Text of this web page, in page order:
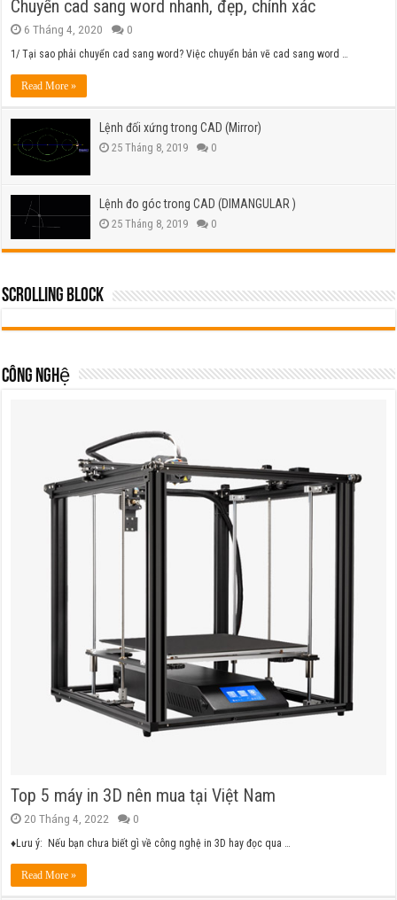
Chuyển cad sang word nhanh, đẹp, chính xác
6 Tháng 4, 2020 0
1/ Tại sao phải chuyển cad sang word? Việc chuyển bản vẽ cad sang word …
Read More »
Lệnh đối xứng trong CAD (Mirror)
25 Tháng 8, 2019 0
Lệnh đo góc trong CAD (DIMANGULAR )
25 Tháng 8, 2019 0
Scrolling Block
Công nghệ
Top 5 máy in 3D nên mua tại Việt Nam
20 Tháng 4, 2022 0
♦Lưu ý: Nếu bạn chưa biết gì về công nghệ in 3D hay đọc qua …
Read More »